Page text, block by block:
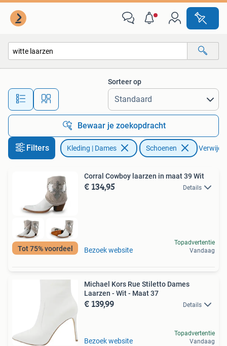
Alle afstanden…
Sorteer op
Bewaar je zoekopdracht
Filters Kleding | Dames Schoenen
Tot 75% voordeel
Corral Cowboy laarzen in maat 39 Wit
€ 134,95 Details
Bezoek website
Topadvertentie
Vandaag
Michael Kors Rue Stiletto Dames
Laarzen - Wit - Maat 37
€ 139,99 Details
Bezoek website
Topadvertentie
Vandaag